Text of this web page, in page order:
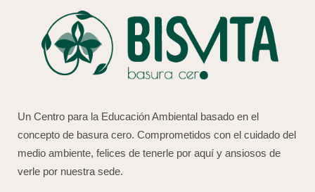
Un Centro para la Educación Ambiental basado en el
concepto de basura cero. Comprometidos con el cuidado del
medio ambiente, felices de tenerle por aquí y ansiosos de
verle por nuestra sede.